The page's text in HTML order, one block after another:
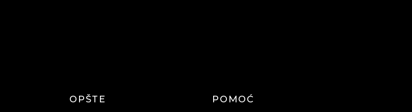
OPŠTE
POMOĆ